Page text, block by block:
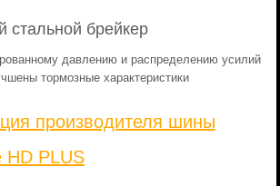
стальной брейкер
давлению и распределению усилий
тормозные характеристики
производителя шины
HD PLUS